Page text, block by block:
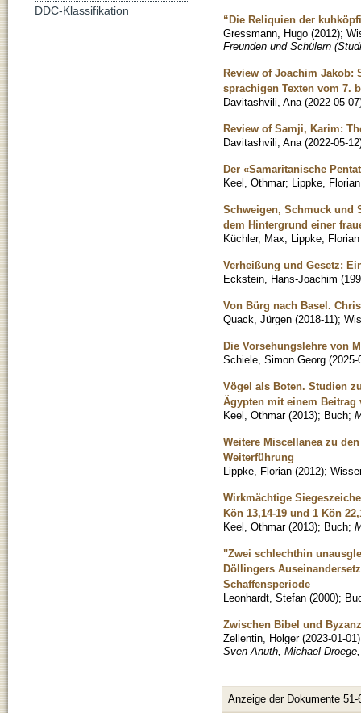
“Die Reliquien der
Gressmann, Hugo (2012);
Freunden und Schülern
Review of Joachim Jakob:
sprachigen Texten vom 7.
Davitashvili, Ana (2022-05-07
Review of Samji, Karim:
Davitashvili, Ana (2022-05-12
Der «Samaritanische
Keel, Othmar; Lippke, Florian
Schweigen, Schmuck und
dem Hintergrund einer
Küchler, Max; Lippke,
Verheißung und Gesetz:
Eckstein, Hans-Joachim (
Von Bürg nach Basel.
Quack, Jürgen (2018-11);
Die Vorsehungslehre von
Schiele, Simon Georg (2025-
Vögel als Boten. Studien
Ägypten mit einem Beitrag
Keel, Othmar (2013); Buch;
Weitere Miscellanea zu
Weiterführung
Lippke, Florian (2012);
Wirkmächtige
Kön 13,14-19 und 1 Kön
Keel, Othmar (2013); Buch;
"Zwei schlechthin
Döllingers
Schaffensperiode
Leonhardt, Stefan (2000);
Zwischen Bibel und
Zellentin, Holger (2023-01-01)
Sven Anuth, Michael
Anzeige der Dokumente 51-
DDC-Klassifikation